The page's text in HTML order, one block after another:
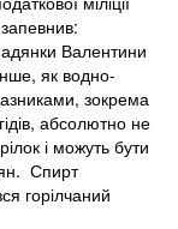
Валентини
як водно-
зокрема
абсолютно не
і можуть бути
Спирт
горілчаний